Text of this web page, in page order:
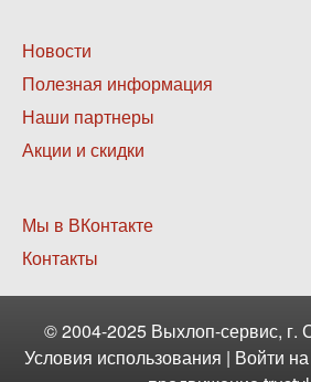
Нижнее
меню
2
Новости
Полезная информация
Наши партнеры
Акции и скидки
Нижнее
меню
3
Мы в ВКонтакте
Контакты
© 2004-2025 Выхлоп-сервис, г.
Условия использования | Войти